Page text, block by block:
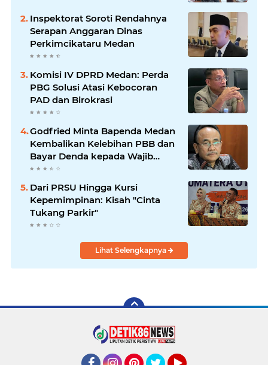
Inspektorat Soroti Rendahnya
Serapan Anggaran Dinas
Perkimcikataru Medan
Komisi IV DPRD Medan: Perda
PBG Solusi Atasi Kebocoran
PAD dan Birokrasi
Godfried Minta Bapenda Medan
Kembalikan Kelebihan PBB dan
Bayar Denda kepada Wajib
Pajak
Dari PRSU Hingga Kursi
Kepemimpinan: Kisah "Cinta
Tukang Parkir"
Lihat Selengkapnya